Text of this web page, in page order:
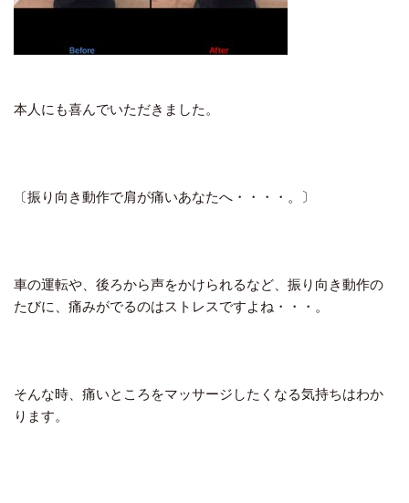
本人にも喜んでいただきました。
〔振り向き動作で肩が痛いあなたへ・・・・。〕
車の運転や、後ろから声をかけられるなど、振り向き動作の
たびに、痛みがでるのはストレスですよね・・・。
そんな時、痛いところをマッサージしたくなる気持ちはわか
ります。